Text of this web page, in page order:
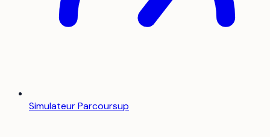
Simulateur Parcoursup